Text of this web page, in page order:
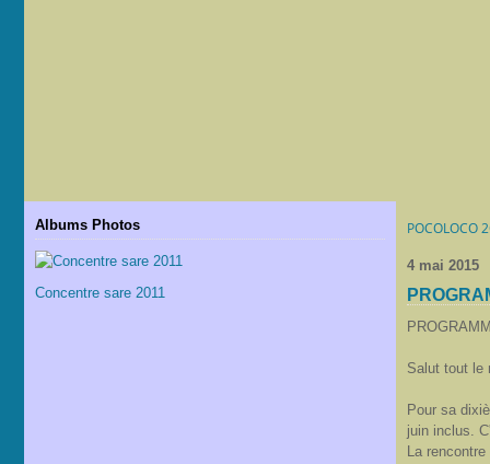
Albums Photos
Concentre sare 2011
POCOLOCO
4 mai 2015
Salut tout le
Pour sa
juin inclus.
La